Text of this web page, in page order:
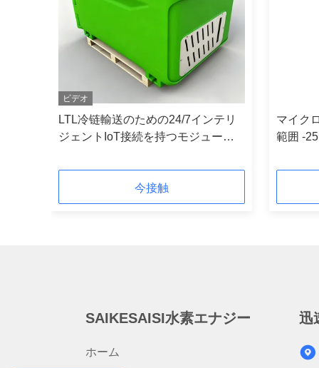
ビデオ
LTL冷链輸送のための24/7インテリ
ジェントIoT接続を持つモジュール
ナ
今接触
マイク
範囲 -
SAIKESAISI水素エナジー
ホーム
迅